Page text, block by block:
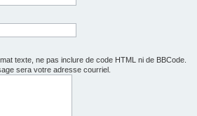
texte, ne pas inclure de code HTML ni de BBCode.
sera votre adresse courriel.